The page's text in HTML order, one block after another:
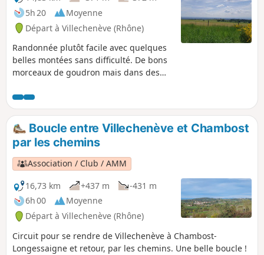
5h 20
Moyenne
Départ à Villechenève (Rhône)
Randonnée plutôt facile avec quelques
belles montées sans difficulté. De bons
morceaux de goudron mais dans des
passages de voitures.
Boucle entre Villechenève et Chambost
par les chemins
Association / Club / AMM
16,73 km
+437 m
-431 m
6h 00
Moyenne
Départ à Villechenève (Rhône)
Circuit pour se rendre de Villechenève à Chambost-
Longessaigne et retour, par les chemins. Une belle boucle !